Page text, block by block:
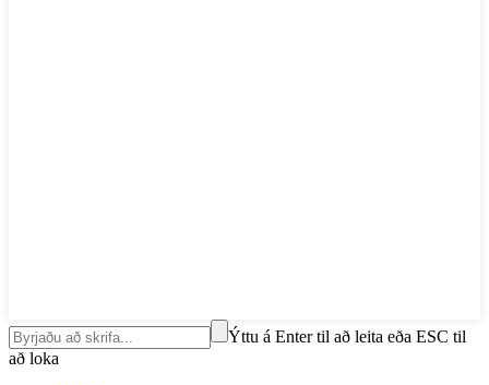
Ýttu á Enter til að leita eða ESC til
að loka